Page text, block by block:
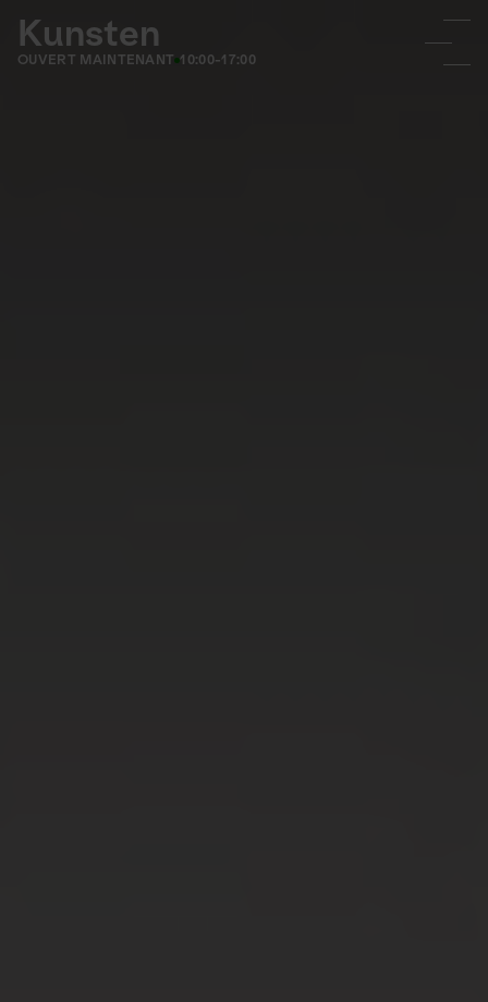
Kunsten
OUVERT MAINTENANT 10:00-17:00